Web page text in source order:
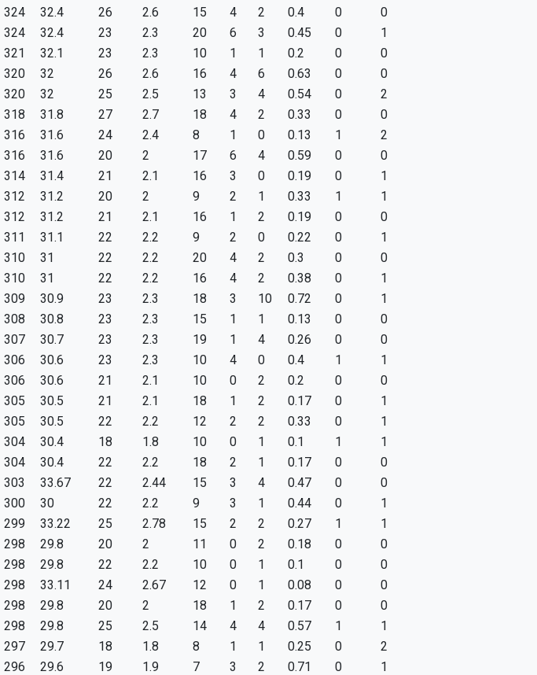
324 32.4 26 2.6 15 4 2 0.4 0
0
324 32.4 23 2.3 20 6 3 0.45 0
1
321 32.1 23 2.3 10 1 1 0.2 0
0
320 32 26 2.6 16 4 6 0.63 0
0
320 32 25 2.5 13 3 4 0.54 0
2
318 31.8 27 2.7 18 4 2 0.33 0
0
316 31.6 24 2.4 8 1 0 0.13 1
2
316 31.6 20 2 17 6 4 0.59 0
0
314 31.4 21 2.1 16 3 0 0.19 0
1
312 31.2 20 2 9 2 1 0.33 1
1
312 31.2 21 2.1 16 1 2 0.19 0
0
311 31.1 22 2.2 9 2 0 0.22 0
1
310 31 22 2.2 20 4 2 0.3 0
0
310 31 22 2.2 16 4 2 0.38 0
1
309 30.9 23 2.3 18 3 10 0.72 0
1
308 30.8 23 2.3 15 1 1 0.13 0
0
307 30.7 23 2.3 19 1 4 0.26 0
0
306 30.6 23 2.3 10 4 0 0.4 1
1
306 30.6 21 2.1 10 0 2 0.2 0
0
305 30.5 21 2.1 18 1 2 0.17 0
1
305 30.5 22 2.2 12 2 2 0.33 0
1
304 30.4 18 1.8 10 0 1 0.1 1
1
304 30.4 22 2.2 18 2 1 0.17 0
0
303 33.67 22 2.44 15 3 4 0.47 0
0
300 30 22 2.2 9 3 1 0.44 0
1
299 33.22 25 2.78 15 2 2 0.27 1
1
298 29.8 20 2 11 0 2 0.18 0
0
298 29.8 22 2.2 10 0 1 0.1 0
0
298 33.11 24 2.67 12 0 1 0.08 0
0
298 29.8 20 2 18 1 2 0.17 0
0
298 29.8 25 2.5 14 4 4 0.57 1
1
297 29.7 18 1.8 8 1 1 0.25 0
2
296 29.6 19 1.9 7 3 2 0.71 0
1